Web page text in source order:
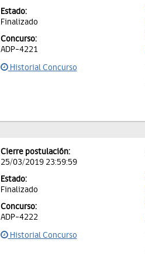
Estado:
Finalizado
Concurso:
ADP-4221
Historial Concurso
Cierre postulación:
25/03/2019 23:59:59
Estado:
Finalizado
Concurso:
ADP-4222
Historial Concurso